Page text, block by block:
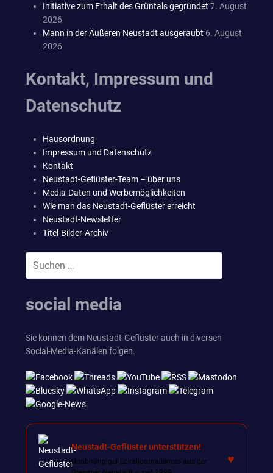
Initiative zum Erhalt des Grüntals gegründet 7. August
2026
Mann in der Äußeren Neustadt ausgeraubt 6. August
2026
Kontakt, Impressum und
Datenschutz
Hausordnung
Impressum und Datenschutz
Kontakt
Neustadt-Geflüster-Team – über uns
Media-Daten und Werbemöglichkeiten
Wie man das Neustadt-Geflüster erreicht
Neustadt-Newsletter
Titel-Bilder-Archiv
social media
Sie können dem Neustadt-Geflüster auch in diversen
Social-Media-Kanälen folgen.
Neustadt-Geflüster unterstützen!
Unabhängiger Lokaljournalismus aus der
♥